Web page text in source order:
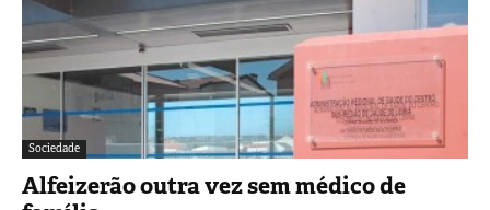
Sociedade
Alfeizerão outra vez sem médico de